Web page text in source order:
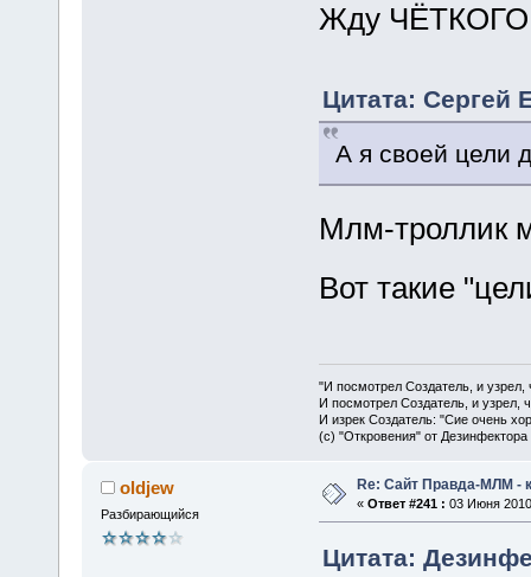
Жду
Цитата: Сергей
А я своей цели
Млм-троллик
Вот такие
"И посмотрел Создатель, и
И посмотрел Создатель, и узрел,
И изрек Создатель: "Сие очень
(с) "Откровения" от Дезинфектора
oldjew
Разбирающийся
Re: Сайт Правда-МЛМ -
« Ответ #241 : 03 Июня
Цитата: